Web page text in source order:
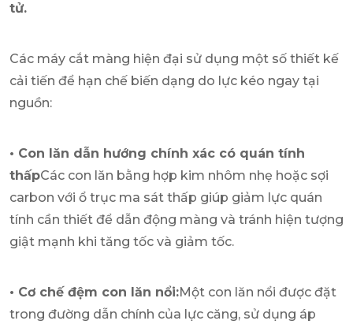
tử.
Các máy cắt màng hiện đại sử dụng một số thiết kế
cải tiến để hạn chế biến dạng do lực kéo ngay tại
nguồn:
• Con lăn dẫn hướng chính xác có quán tính
thấpCác con lăn bằng hợp kim nhôm nhẹ hoặc sợi
carbon với ổ trục ma sát thấp giúp giảm lực quán
tính cần thiết để dẫn động màng và tránh hiện tượng
giật mạnh khi tăng tốc và giảm tốc.
• Cơ chế đệm con lăn nổi:Một con lăn nổi được đặt
trong đường dẫn chính của lực căng, sử dụng áp